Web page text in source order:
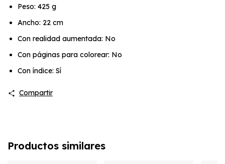
Peso: 425 g
Ancho: 22 cm
Con realidad aumentada: No
Con páginas para colorear: No
Con índice: Sí
Compartir
Productos similares